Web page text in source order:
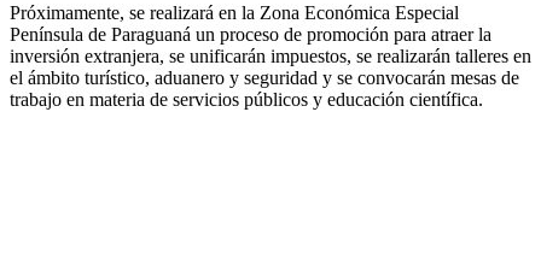
Próximamente, se realizará en la Zona Económica Especial
Península de Paraguaná un proceso de promoción para atraer la
inversión extranjera, se unificarán impuestos, se realizarán talleres en
el ámbito turístico, aduanero y seguridad y se convocarán mesas de
trabajo en materia de servicios públicos y educación científica.